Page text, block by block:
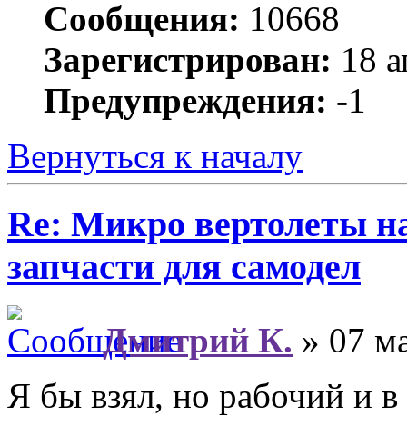
Сообщения: 10668
Зарегистрирован: 18
Предупреждения: -1
Вернуться к началу
Re: Микро вертолеты
запчасти для самодел
Дмитрий К. » 07
Я бы взял, но рабочий и